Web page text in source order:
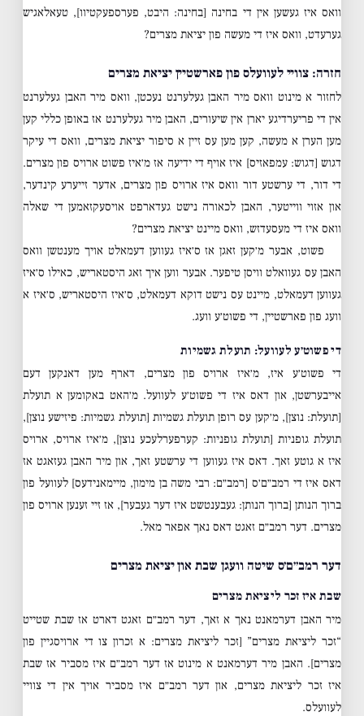
וואס איז געשען אין די בחינה [בחינה: היבט, פערספעקטיוו], טעאלאגיש
גערעדט, וואס איז די מעשה פון יציאת מצרים?
חזרה: צוויי לעוועלס פון פארשטיין יציאת מצרים
לחזור א מינוט וואס מיר האבן געלערנט נעכטן, וואס מיר האבן געלערנט
אין די פריערדיגע יארן אין שיעורים, האבן מיר געלערנט אז באופן כללי קען
מען הערן א מעשה, קען מען עס זיין א סיפור יציאת מצרים, וואס די עיקר
דגוש [דגוש: עמפאזיס] איז אויף די ידיעה אז מ׳איז פשוט ארויס פון מצרים.
די דור, די ערשטע דור וואס איז ארויס פון מצרים, אדער זייערע קינדער,
און אזוי ווייטער, האבן לכאורה נישט געדארפט אויסעקזאמען די שאלה
וואס איז די מעסעדזש, וואס מיינט יציאת מצרים?
פשוט, אבער מ׳קען זאגן אז ס׳איז געווען דעמאלט אויך מענטשן וואס
האבן עס געוואלט וויסן טיפער. אבער ווען איך זאג היסטאריש, כאילו ס׳איז
געווען דעמאלט, מיינט עס נישט דוקא דעמאלט, ס׳איז היסטאריש, ס׳איז א
וועג פון פארשטיין, די פשוט׳ע וועג.
די פשוט׳ע לעוועל: תועלת גשמיות
די פשוט׳ע איז, מ׳איז ארויס פון מצרים, דארף מען דאנקען דעם
אייבערשטן, און דאס איז די פשוט׳ע לעוועל. מ׳האט באקומען א תועלת
[תועלת: נוצן], מ׳קען עס רופן תועלת גשמיות [תועלת גשמיות: פיזישע נוצן],
תועלת גופניות [תועלת גופניות: קערפערלעכע נוצן], מ׳איז ארויס, ארויס
איז א גוטע זאך. דאס איז געווען די ערשטע זאך, און מיר האבן געזאגט אז
דאס איז די רמב״ם׳ס [רמב״ם: רבי משה בן מימון, מיימאנידעס] לעוועל פון
ברוך הנותן [ברוך הנותן: געבענטשט איז דער געבער], אז זיי זענען ארויס פון
מצרים. דער רמב״ם זאגט דאס נאך אפאר מאל.
דער רמב״ם׳ס שיטה וועגן שבת און יציאת מצרים
שבת איז זכר ליציאת מצרים
מיר האבן דערמאנט נאך א זאך, דער רמב״ם זאגט דארט אז שבת שטייט
“זכר ליציאת מצרים” [זכר ליציאת מצרים: א זכרון צו די ארויסגיין פון
מצרים]. האבן מיר דערמאנט א מינוט אז דער רמב״ם איז מסביר אז שבת
איז זכר ליציאת מצרים, און דער רמב״ם איז מסביר אויך אין די צוויי
לעוועלס.